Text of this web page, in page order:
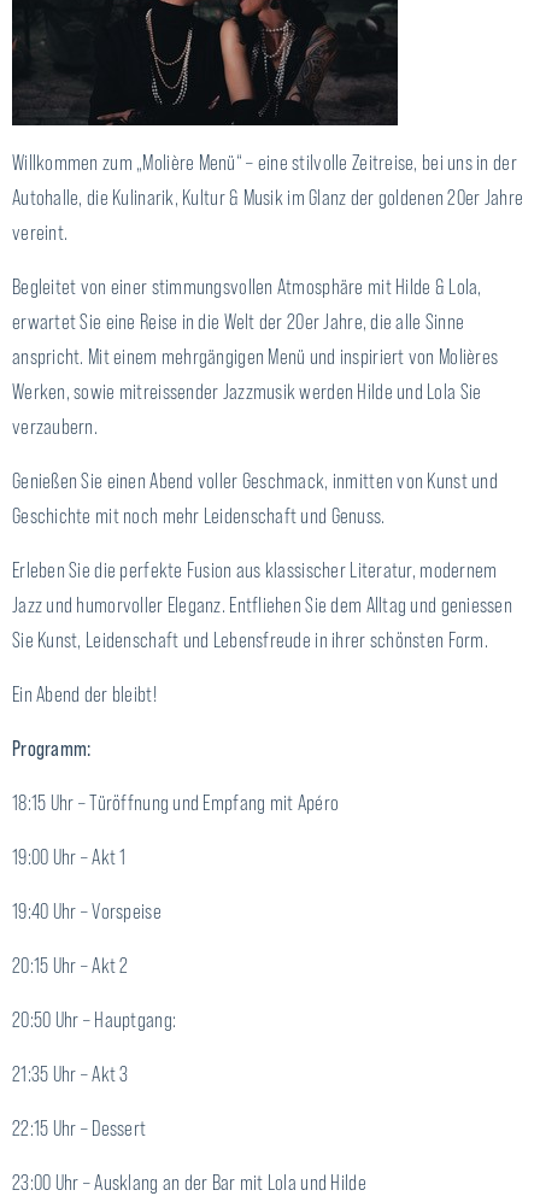
Willkommen zum „Molière Menü“ – eine stilvolle Zeitreise, bei uns in der
Autohalle, die Kulinarik, Kultur & Musik im Glanz der goldenen 20er Jahre
vereint.
Begleitet von einer stimmungsvollen Atmosphäre mit Hilde & Lola,
erwartet Sie eine Reise in die Welt der 20er Jahre, die alle Sinne
anspricht. Mit einem mehrgängigen Menü und inspiriert von Molières
Werken, sowie mitreissender Jazzmusik werden Hilde und Lola Sie
verzaubern.
Genießen Sie einen Abend voller Geschmack, inmitten von Kunst und
Geschichte mit noch mehr Leidenschaft und Genuss.
Erleben Sie die perfekte Fusion aus klassischer Literatur, modernem
Jazz und humorvoller Eleganz. Entfliehen Sie dem Alltag und geniessen
Sie Kunst, Leidenschaft und Lebensfreude in ihrer schönsten Form.
Ein Abend der bleibt!
Programm:
18:15 Uhr – Türöffnung und Empfang mit Apéro
19:00 Uhr – Akt 1
19:40 Uhr – Vorspeise
20:15 Uhr – Akt 2
20:50 Uhr – Hauptgang:
21:35 Uhr – Akt 3
22:15 Uhr – Dessert
23:00 Uhr – Ausklang an der Bar mit Lola und Hilde